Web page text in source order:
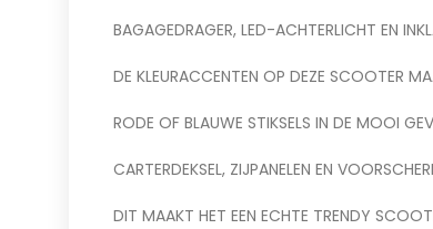
BAGAGEDRAGER, LED-ACHTERLICHT EN
DE KLEURACCENTEN OP DEZE SCOOTER
RODE OF BLAUWE STIKSELS IN DE MOOI
CARTERDEKSEL, ZIJPANELEN EN
DIT MAAKT HET EEN ECHTE TRENDY